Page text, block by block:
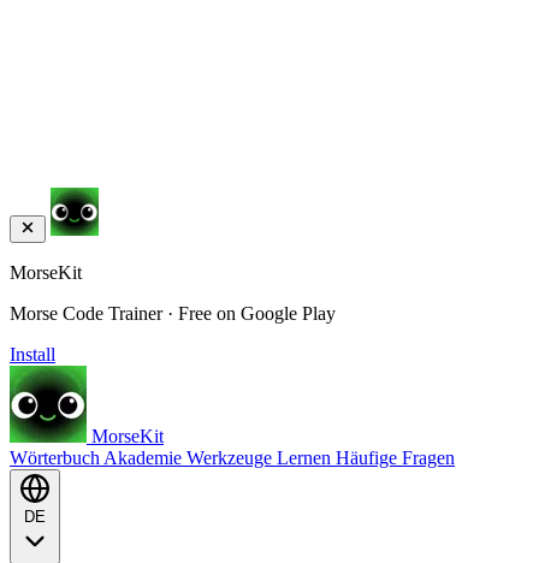
MorseKit
Morse Code Trainer · Free on Google Play
Install
MorseKit
Wörterbuch Akademie Werkzeuge Lernen Häufige Fragen